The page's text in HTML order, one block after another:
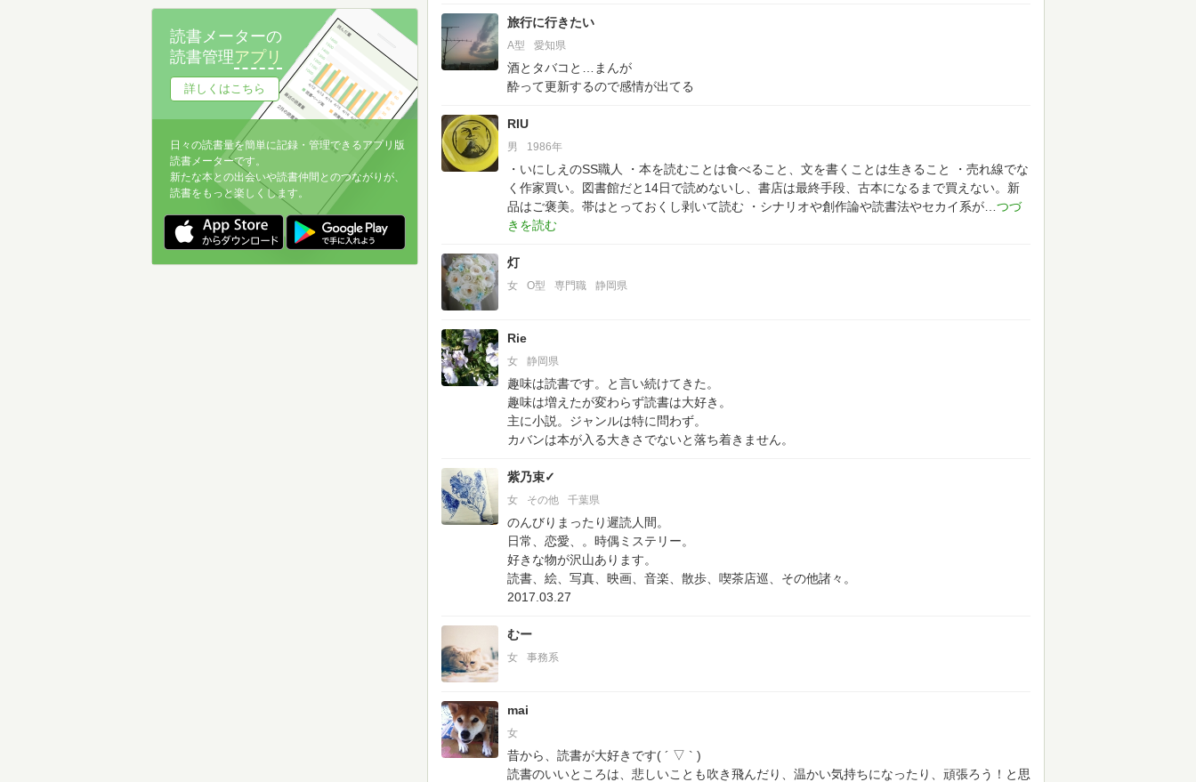
旅行に行きたい
A型 愛知県
酒とタバコと…まんが
酔って更新するので感情が出てる
RIU
男 1986年
・いにしえのSS職人 ・本を読むことは食べること、文を書くことは生きること
・売れ線でな
く作家買い。図書館だと14日で読めないし、書店は最終手段、古本になるまで買えない。新
品はご褒美。帯はとっておくし剥いて読む
・シナリオや創作論や読書法やセカイ系が
灯
女 O型 専門職 静岡県
Rie
女 静岡県
趣味は読書です。と言い続けてきた。
趣味は増えたが変わらず読書は大好き。
主に小説。ジャンルは特に問わず。
カバンは本が入る大きさでないと落ち着きません。
紫乃束✓
女 その他 千葉県
のんびりまったり遲読人間。
日常、恋愛、。時偶ミステリー。
好きな物が沢山あります。
読書、絵、写真、映画、音楽、散歩、喫茶店巡、その他諸々。
2017.03.27
むー
女 事務系
mai
女
昔から、読書が大好きです( ´ ▽ ` )
読書のいいところは、悲しいことも吹き飛んだり、温かい気持ちになったり、頑張ろう！と思
読書メーターの
読書管理アプリ
詳しくはこちら
日々の読書量を簡単に記録・管理できるアプリ版
読書メーターです。
新たな本との出会いや読書仲間とのつながりが、
読書をもっと楽しくします。